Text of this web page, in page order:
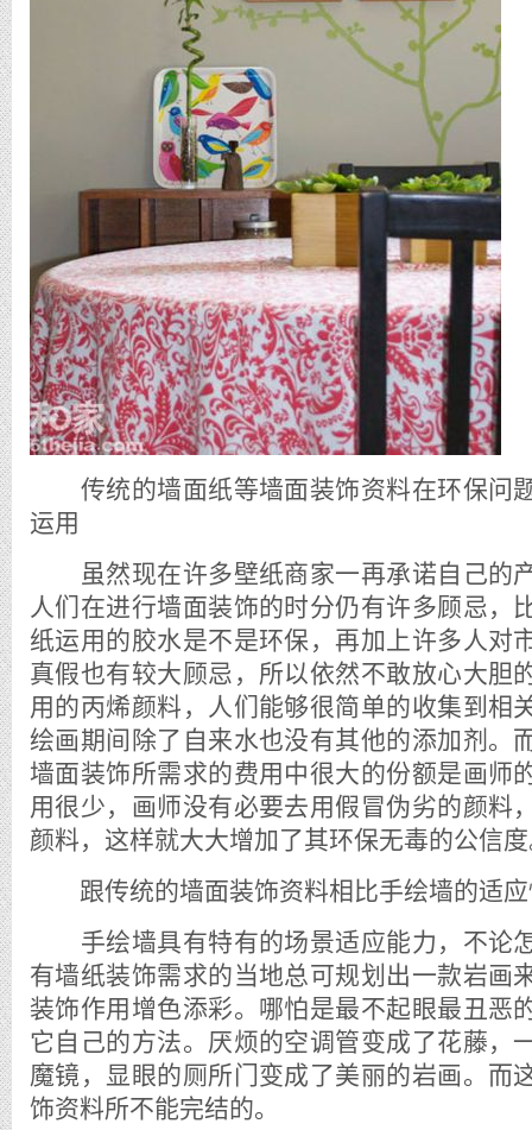
传统的墙面纸等墙面装饰资料在环保问
运用
虽然现在许多壁纸商家一再承诺自己的
人们在进行墙面装饰的时分仍有许多顾忌，
纸运用的胶水是不是环保，再加上许多人对
真假也有较大顾忌，所以依然不敢放心大胆
用的丙烯颜料，人们能够很简单的收集到相
绘画期间除了自来水也没有其他的添加剂。
墙面装饰所需求的费用中很大的份额是画师
用很少，画师没有必要去用假冒伪劣的颜料
颜料，这样就大大增加了其环保无毒的公信
跟传统的墙面装饰资料相比手绘墙的适应
手绘墙具有特有的场景适应能力，不论
有墙纸装饰需求的当地总可规划出一款岩画
装饰作用增色添彩。哪怕是最不起眼最丑恶
它自己的方法。厌烦的空调管变成了花藤，
魔镜，显眼的厕所门变成了美丽的岩画。而
饰资料所不能完结的。